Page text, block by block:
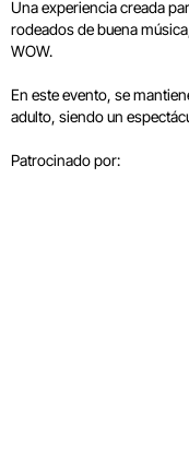
Una experiencia creada
rodeados de buena
WOW.
En este evento, se
adulto, siendo un
Patrocinado por: